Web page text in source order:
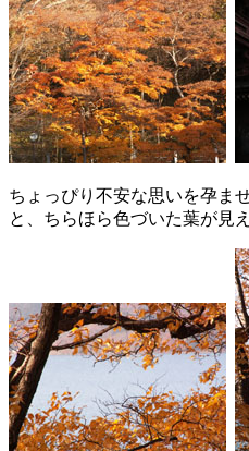
ちょっぴり不安な思いを孕ま
と、ちらほら色づいた葉が見